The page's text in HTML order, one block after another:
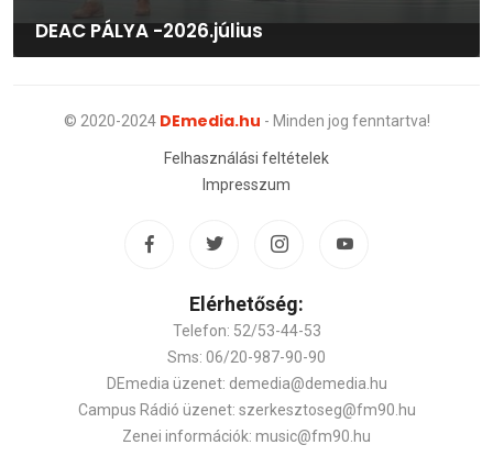
DEAC PÁLYA -2026.július
© 2020-2024 DEmedia.hu - Minden jog fenntartva!
Felhasználási feltételek
Impresszum
Elérhetőség:
Telefon: 52/53-44-53
Sms: 06/20-987-90-90
DEmedia üzenet: demedia@demedia.hu
Campus Rádió üzenet: szerkesztoseg@fm90.hu
Zenei információk: music@fm90.hu